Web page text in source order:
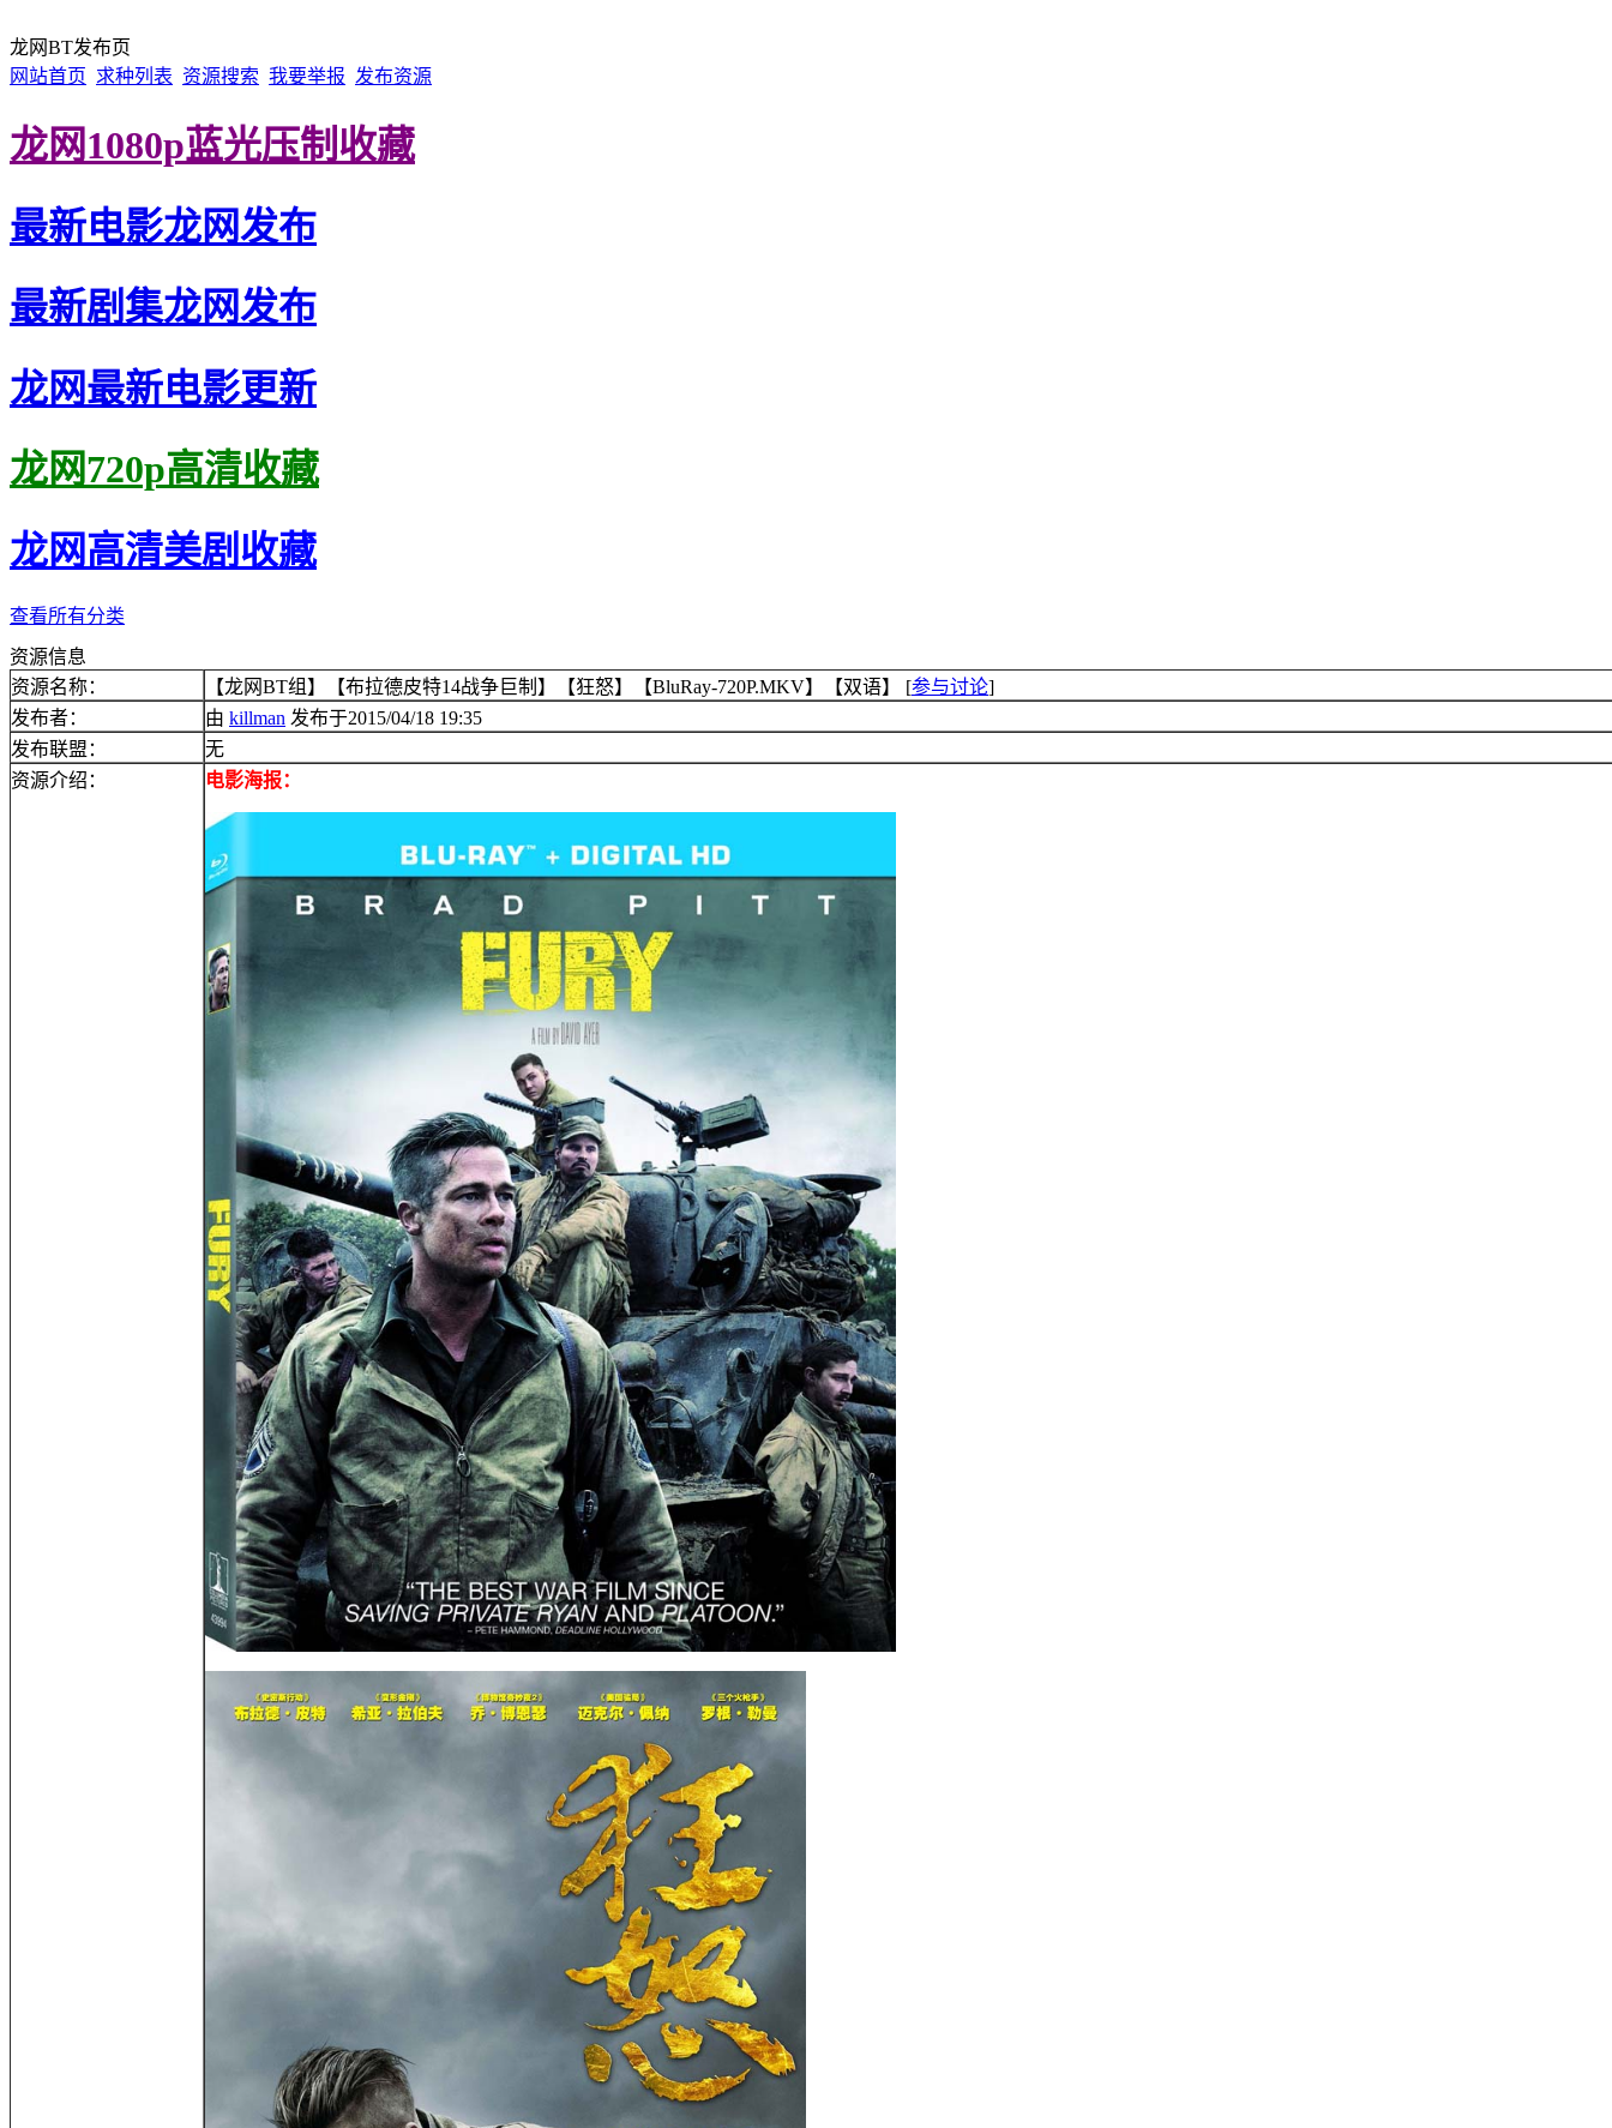
龙网BT发布页
网站首页 求种列表 资源搜索 我要举报 发布资源
龙网1080p蓝光压制收藏
最新电影龙网发布
最新剧集龙网发布
龙网最新电影更新
龙网720p高清收藏
龙网高清美剧收藏
查看所有分类
资源信息
资源名称：
【龙网BT组】【布拉德皮特14战争巨制】【狂怒】【BluRay-720P.MKV】【双语】 [参与讨论]
发布者：
由 killman 发布于2015/04/18 19:35
发布联盟：
无
资源介绍：
电影海报：